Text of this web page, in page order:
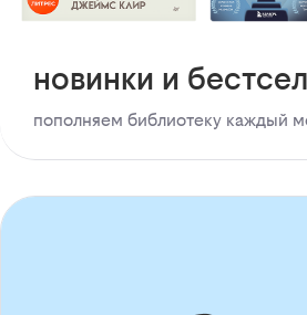
новинки и
пополняем библиотеку каждый